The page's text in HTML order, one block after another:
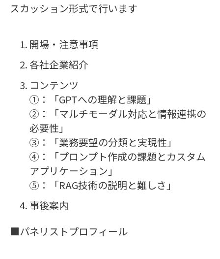
スカッション形式で行います
開場・注意事項
各社企業紹介
コンテンツ
①：「GPTへの理解と課題」
②：「マルチモーダル対応と情報連携の
必要性」
③：「業務要望の分類と実現性」
④：「プロンプト作成の課題とカスタム
アプリケーション」
⑤：「RAG技術の説明と難しさ」
事後案内
■パネリストプロフィール